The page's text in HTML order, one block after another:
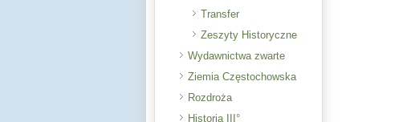
Transfer
Zeszyty Historyczne
Wydawnictwa zwarte
Ziemia Częstochowska
Rozdroża
Historia III°